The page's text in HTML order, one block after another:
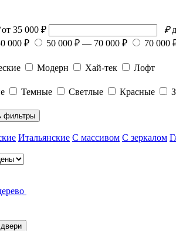
от 35 000 ₽ ₽
000 ₽ 50 000 ₽ — 70 000 ₽ 70 000
Модерн Хай-тек Лофт
Темные Светлые Красные
фильтры
Итальянские С массивом С зеркалом
двери